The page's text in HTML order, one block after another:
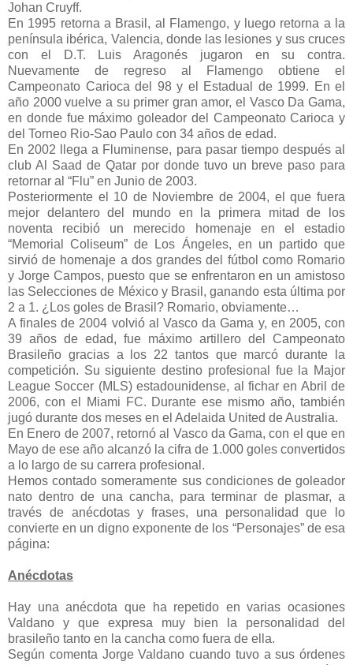
Johan Cruyff.
En 1995 retorna a Brasil, al Flamengo, y luego retorna a la
península ibérica, Valencia, donde las lesiones y sus cruces
con el D.T. Luis Aragonés jugaron en su contra.
Nuevamente de regreso al Flamengo obtiene el
Campeonato Carioca del 98 y el Estadual de 1999. En el
año 2000 vuelve a su primer gran amor, el Vasco Da Gama,
en donde fue máximo goleador del Campeonato Carioca y
del Torneo Rio-Sao Paulo con 34 años de edad.
En 2002 llega a Fluminense, para pasar tiempo después al
club Al Saad de Qatar por donde tuvo un breve paso para
retornar al “Flu” en Junio de 2003.
Posteriormente el 10 de Noviembre de 2004, el que fuera
mejor delantero del mundo en la primera mitad de los
noventa recibió un merecido homenaje en el estadio
“Memorial Coliseum” de Los Ángeles, en un partido que
sirvió de homenaje a dos grandes del fútbol como Romario
y Jorge Campos, puesto que se enfrentaron en un amistoso
las Selecciones de México y Brasil, ganando esta última por
2 a 1. ¿Los goles de Brasil? Romario, obviamente…
A finales de 2004 volvió al Vasco da Gama y, en 2005, con
39 años de edad, fue máximo artillero del Campeonato
Brasileño gracias a los 22 tantos que marcó durante la
competición. Su siguiente destino profesional fue la Major
League Soccer (MLS) estadounidense, al fichar en Abril de
2006, con el Miami FC. Durante ese mismo año, también
jugó durante dos meses en el Adelaida United de Australia.
En Enero de 2007, retornó al Vasco da Gama, con el que en
Mayo de ese año alcanzó la cifra de 1.000 goles convertidos
a lo largo de su carrera profesional.
Hemos contado someramente sus condiciones de goleador
nato dentro de una cancha, para terminar de plasmar, a
través de anécdotas y frases, una personalidad que lo
convierte en un digno exponente de los “Personajes” de esa
página:
Anécdotas
Hay una anécdota que ha repetido en varias ocasiones
Valdano y que expresa muy bien la personalidad del
brasileño tanto en la cancha como fuera de ella.
Según comenta Jorge Valdano cuando tuvo a sus órdenes